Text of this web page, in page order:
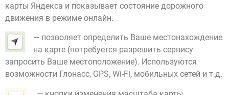
карты Яндекса и показывает состояние дорожного
движения в режиме онлайн.
— позволяет определить Ваше местонахождение
на карте (потребуется разрешить сервису
запросить Ваше местоположение). Используются
возможности Глонасс, GPS, Wi-Fi, мобильных сетей и т.д.